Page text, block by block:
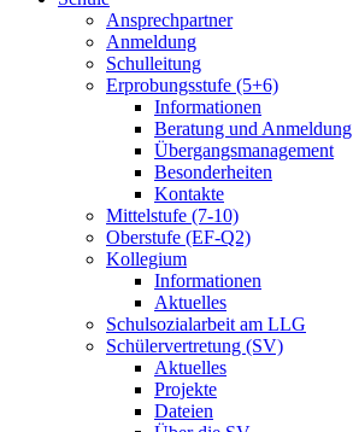
Ansprechpartner
Anmeldung
Schulleitung
Erprobungsstufe (5+6)
Informationen
Beratung und Anmeldung
Übergangsmanagement
Besonderheiten
Kontakte
Mittelstufe (7-10)
Oberstufe (EF-Q2)
Kollegium
Informationen
Aktuelles
Schulsozialarbeit am LLG
Schülervertretung (SV)
Aktuelles
Projekte
Dateien